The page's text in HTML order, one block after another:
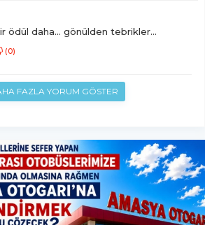
ödül daha... gönülden tebrikler...
(0)
FAZLA YORUM GÖSTER